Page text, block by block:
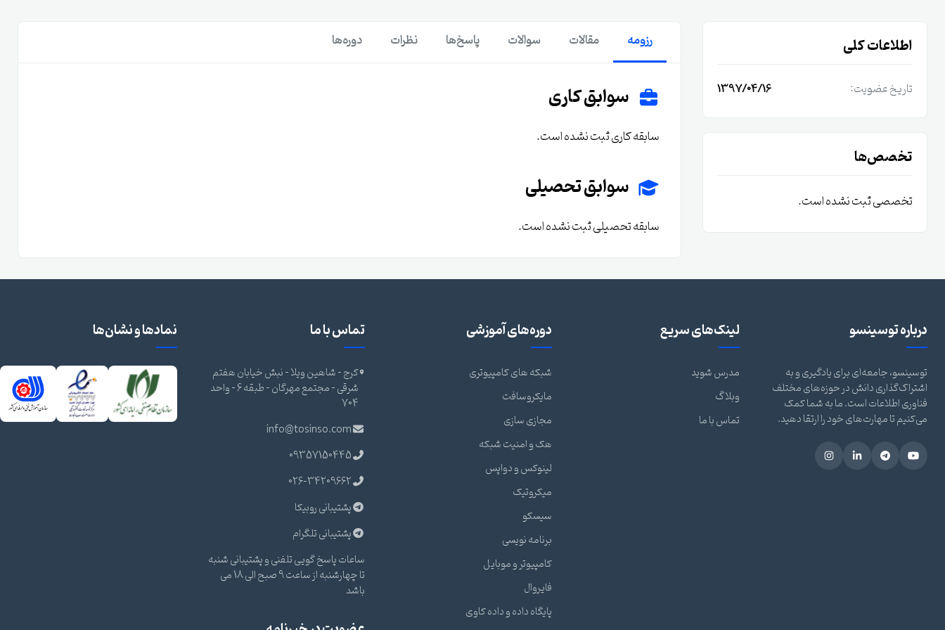
اطلاعات کلی
تاریخ عضویت: 1397/04/16
تخصص‌ها
تخصصی ثبت نشده است.
رزومه مقالات سوالات پاسخ‌ها نظرات دوره‌ها
سوابق کاری
سابقه کاری ثبت نشده است.
سوابق تحصیلی
سابقه تحصیلی ثبت نشده است.
درباره توسینسو
توسینسو، جامعه‌ای برای یادگیری و به
اشتراک‌گذاری دانش در حوزه‌های مختلف
فناوری اطلاعات است. ما به شما کمک
می‌کنیم تا مهارت‌های خود را ارتقا دهید.
لینک‌های سریع
مدرس شوید
وبلاگ
تماس با ما
دوره‌های آموزشی
شبکه های کامپیوتری
مایکروسافت
مجازی سازی
هک و امنیت شبکه
لینوکس و دواپس
میکروتیک
سیسکو
برنامه نویسی
کامپیوتر و موبایل
فایروال
پایگاه داده و داده کاوی
تماس با ما
کرج - شاهین ویلا - نبش خیابان هفتم
شرقی - مجتمع مهرگان - طبقه 6 - واحد
704
info@tosinso.com
09357150445
026-34209662
پشتیبانی روبیکا
پشتیبانی تلگرام
ساعات پاسخ گویی تلفنی و پشتیبانی شنبه
تا چهارشنبه از ساعت 9 صبح الی 18 می
باشد
نمادها و نشان‌ها